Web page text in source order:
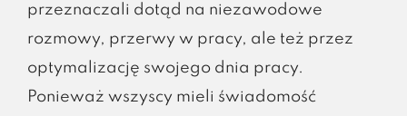
przeznaczali dotąd na niezawodowe
rozmowy, przerwy w pracy, ale też przez
optymalizację swojego dnia pracy.
Ponieważ wszyscy mieli świadomość